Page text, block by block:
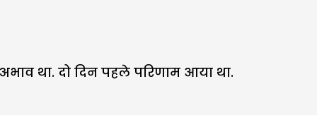
था. दो दिन पहले परिणाम आया था.